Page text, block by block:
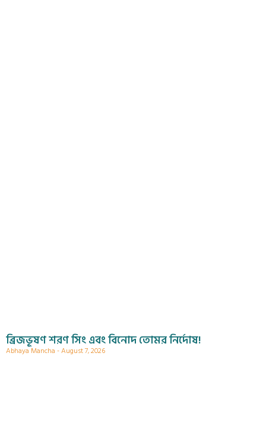
ব্রিজভূষণ শরণ সিং এবং বিনোদ তোমর নির্দোষ!
Abhaya Mancha August 7, 2026